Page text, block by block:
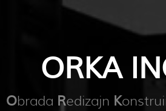
ORKA
Obrada Redizajn K